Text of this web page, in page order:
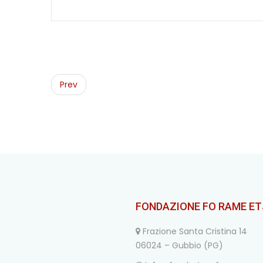
Post
navigation
Prev
FONDAZIONE FO RAME
Frazione Santa Cristina 14
06024 – Gubbio (PG)